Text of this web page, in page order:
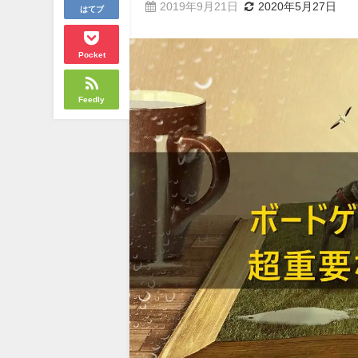
はてブ
Pocket
Feedly
2019年9月21日 2020年5月27日